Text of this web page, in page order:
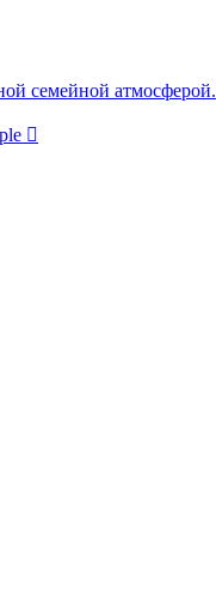
семейной атмосферой.